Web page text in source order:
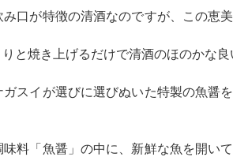
口が特徴の清酒なのですが、この恵
と焼き上げるだけで清酒のほのかな
スイが選びに選びぬいた特製の魚醤
料「魚醤」の中に、新鮮な魚を開い